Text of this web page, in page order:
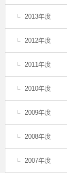
2013年度
2012年度
2011年度
2010年度
2009年度
2008年度
2007年度